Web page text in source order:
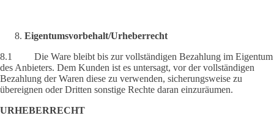
Eigentumsvorbehalt/Urheberrecht
8.1 Die Ware bleibt bis zur vollständigen Bezahlung im Eigentum
des Anbieters. Dem Kunden ist es untersagt, vor der vollständigen
Bezahlung der Waren diese zu verwenden, sicherungsweise zu
übereignen oder Dritten sonstige Rechte daran einzuräumen.
URHEBERRECHT